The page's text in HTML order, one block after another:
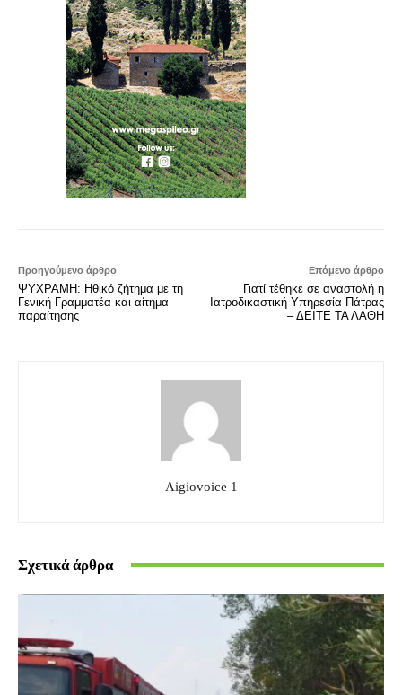
Προηγούμενο άρθρο
ΨΥΧΡΑΜΗ: Ηθικό ζήτημα με τη
Γενική Γραμματέα και αίτημα
παραίτησης
Επόμενο άρθρο
Γιατί τέθηκε σε αναστολή η
Ιατροδικαστική Υπηρεσία Πάτρας
– ΔΕΙΤΕ ΤΑ ΛΑΘΗ
Aigiovoice 1
Σχετικά άρθρα